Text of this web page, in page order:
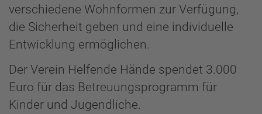
verschiedene Wohnformen zur Verfügung,
die Sicherheit geben und eine individuelle
Entwicklung ermöglichen.
Der Verein Helfende Hände spendet 3.000
Euro für das Betreuungsprogramm für
Kinder und Jugendliche.